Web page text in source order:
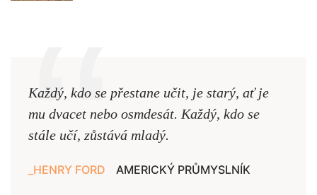
Každý, kdo se přestane učit, je starý, ať je
mu dvacet nebo osmdesát. Každý, kdo se
stále učí, zůstává mladý.
HENRY FORD AMERICKÝ PRŮMYSLNÍK